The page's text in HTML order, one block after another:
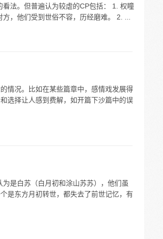
法。但普遍认为较虐的CP包括： 1. 权瞳
，他们受到世俗不容，历经磨难。 2. ...
情况。比如在某些篇章中，感情戏发展得
选择让人感到费解，如开篇下沙篇中的误
是白苏（白月初和涂山苏苏），他们虽
是东方月初转世，都失去了前世记忆，有